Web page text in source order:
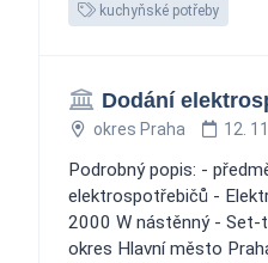
kuchyňské potřeby
Dodání
okres Praha 12.
Podrobný popis: -
elektrospotřebičů -
2000 W nástěnný - Set-
okres Hlavní město